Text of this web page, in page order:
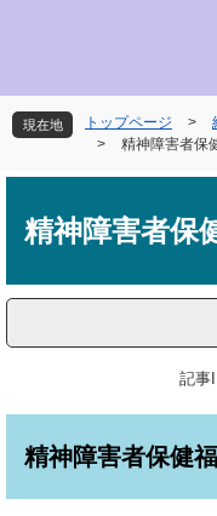
先
頭
を
飛
現在地 トップページ >
>
精神障害者保
精神障害者保
記事
精神障害者保健